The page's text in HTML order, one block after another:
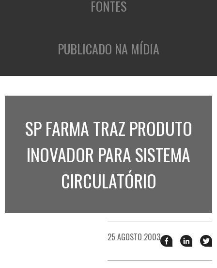
FONTES
PUBLICADO NA MÍDIA
SP FARMA TRAZ PRODUTO
INOVADOR PARA SISTEMA
CIRCULATÓRIO
25 AGOSTO 2003 Compartilhar
esse
no
esse
no